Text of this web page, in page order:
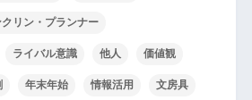
クリン・プランナー
ライバル意識 他人 価値観
年末年始 情報活用 文房具